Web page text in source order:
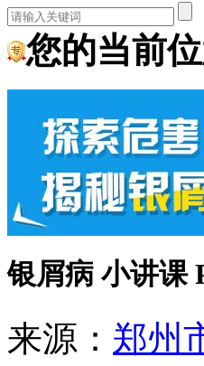
您的当前位
银屑病 小讲课
来源： 郑州